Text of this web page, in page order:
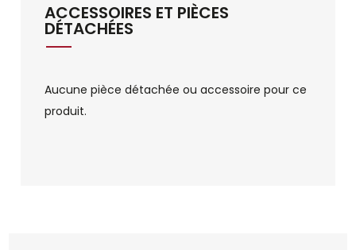
ACCESSOIRES ET PIÈCES
DÉTACHÉES
Aucune pièce détachée ou accessoire pour ce
produit.